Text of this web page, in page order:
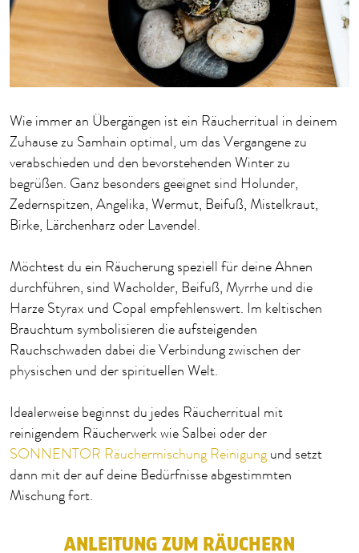
Wie immer an Übergängen ist ein Räucherritual in deinem
Zuhause zu Samhain optimal, um das Vergangene zu
verabschieden und den bevorstehenden Winter zu
begrüßen. Ganz besonders geeignet sind Holunder,
Zedernspitzen, Angelika, Wermut, Beifuß, Mistelkraut,
Birke, Lärchenharz oder Lavendel.
Möchtest du ein Räucherung speziell für deine Ahnen
durchführen, sind Wacholder, Beifuß, Myrrhe und die
Harze Styrax und Copal empfehlenswert. Im keltischen
Brauchtum symbolisieren die aufsteigenden
Rauchschwaden dabei die Verbindung zwischen der
physischen und der spirituellen Welt.
Idealerweise beginnst du jedes Räucherritual mit
reinigendem Räucherwerk wie Salbei oder der
SONNENTOR Räuchermischung Reinigung und setzt
dann mit der auf deine Bedürfnisse abgestimmten
Mischung fort.
ANLEITUNG ZUM RÄUCHERN